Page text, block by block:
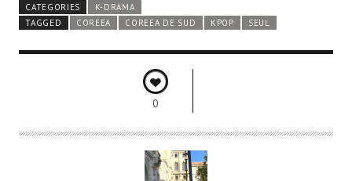
CATEGORIES
K-DRAMA
TAGGED
COREEA COREEA DE SUD KPOP SEUL
0